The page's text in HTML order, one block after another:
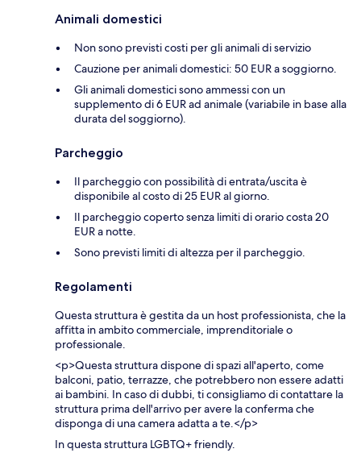
Animali domestici
Non sono previsti costi per gli animali di servizio
Cauzione per animali domestici: 50 EUR a soggiorno.
Gli animali domestici sono ammessi con un
supplemento di 6 EUR ad animale (variabile in base alla
durata del soggiorno).
Parcheggio
Il parcheggio con possibilità di entrata/uscita è
disponibile al costo di 25 EUR al giorno.
Il parcheggio coperto senza limiti di orario costa 20
EUR a notte.
Sono previsti limiti di altezza per il parcheggio.
Regolamenti
Questa struttura è gestita da un host professionista, che la
affitta in ambito commerciale, imprenditoriale o
professionale.
<p>Questa struttura dispone di spazi all'aperto, come
balconi, patio, terrazze, che potrebbero non essere adatti
ai bambini. In caso di dubbi, ti consigliamo di contattare la
struttura prima dell'arrivo per avere la conferma che
disponga di una camera adatta a te.</p>
In questa struttura LGBTQ+ friendly.